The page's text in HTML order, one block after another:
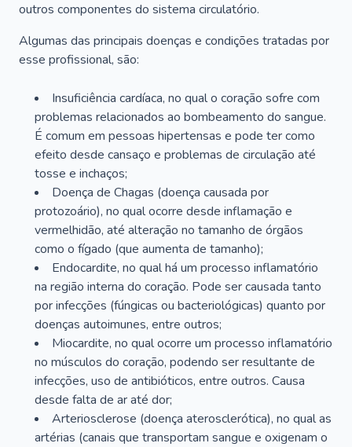
outros componentes do sistema circulatório.
Algumas das principais doenças e condições tratadas por
esse profissional, são:
Insuficiência cardíaca, no qual o coração sofre com
problemas relacionados ao bombeamento do sangue.
É comum em pessoas hipertensas e pode ter como
efeito desde cansaço e problemas de circulação até
tosse e inchaços;
Doença de Chagas (doença causada por
protozoário), no qual ocorre desde inflamação e
vermelhidão, até alteração no tamanho de órgãos
como o fígado (que aumenta de tamanho);
Endocardite, no qual há um processo inflamatório
na região interna do coração. Pode ser causada tanto
por infecções (fúngicas ou bacteriológicas) quanto por
doenças autoimunes, entre outros;
Miocardite, no qual ocorre um processo inflamatório
no músculos do coração, podendo ser resultante de
infecções, uso de antibióticos, entre outros. Causa
desde falta de ar até dor;
Arteriosclerose (doença aterosclerótica), no qual as
artérias (canais que transportam sangue e oxigenam o